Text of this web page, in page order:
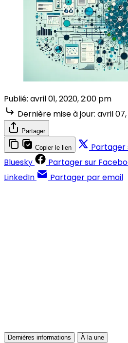
Publié: avril 01, 2020, 2:00 pm
Dernière mise à jour: avril
Partager
Copier le lien Partager
Bluesky
Partager sur
LinkedIn
Partager par email
Dernières informations À la une